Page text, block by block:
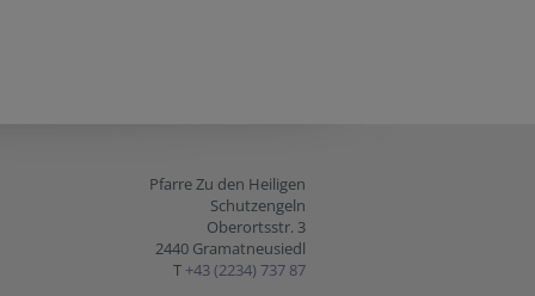
Pfarre Zu den Heiligen
Schutzengeln
Oberortsstr. 3
2440 Gramatneusiedl
T +43 (2234) 737 87